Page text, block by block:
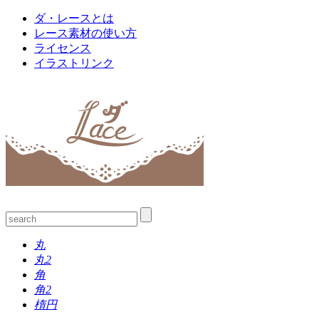
ダ・レースとは
レース素材の使い方
ライセンス
イラストリンク
丸
丸2
角
角2
楕円